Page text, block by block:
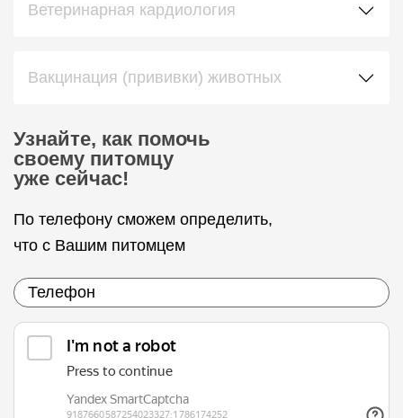
Ветеринарная кардиология
Вакцинация (прививки) животных
Узнайте, как помочь
своему питомцу
уже сейчас!
По телефону сможем определить,
что с Вашим питомцем